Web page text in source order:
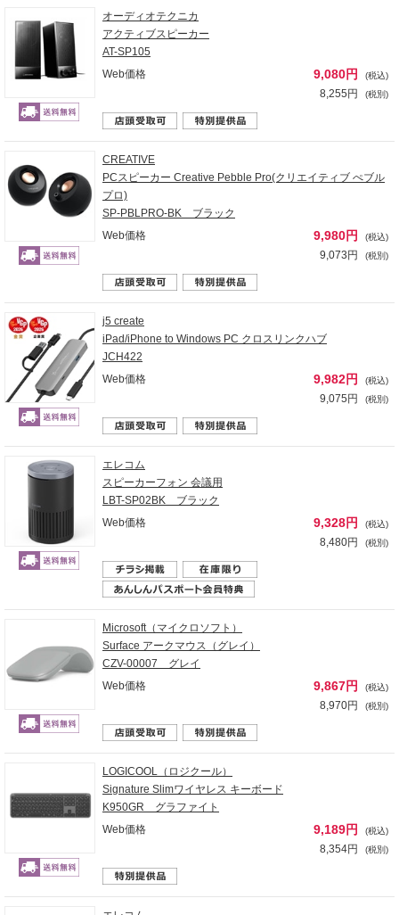
オーディオテクニカ
アクティブスピーカー
AT-SP105
Web価格
9,080円 (税込)
8,255円 (税別)
CREATIVE
PCスピーカー Creative Pebble Pro(クリエイティブ ぺブル
プロ)
SP-PBLPRO-BK ブラック
Web価格
9,980円 (税込)
9,073円 (税別)
j5 create
iPad/iPhone to Windows PC クロスリンクハブ
JCH422
Web価格
9,982円 (税込)
9,075円 (税別)
エレコム
スピーカーフォン 会議用
LBT-SP02BK ブラック
Web価格
9,328円 (税込)
8,480円 (税別)
Microsoft（マイクロソフト）
Surface アークマウス（グレイ）
CZV-00007 グレイ
Web価格
9,867円 (税込)
8,970円 (税別)
LOGICOOL（ロジクール）
Signature Slimワイヤレス キーボード
K950GR グラファイト
Web価格
9,189円 (税込)
8,354円 (税別)